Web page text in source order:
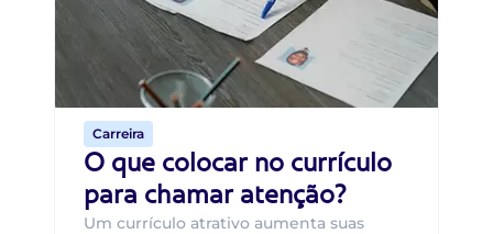
Carreira
O que colocar no currículo
para chamar atenção?
Um currículo atrativo aumenta suas